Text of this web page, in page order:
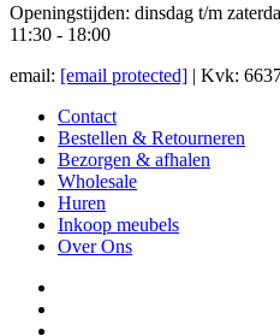
Openingstijden: dinsdag t/m
11:30 - 18:00
email: [email protected] | Kvk:
Contact
Bestellen & Retourneren
Bezorgen & afhalen
Wholesale
Huren
Inkoop meubels
Over Ons